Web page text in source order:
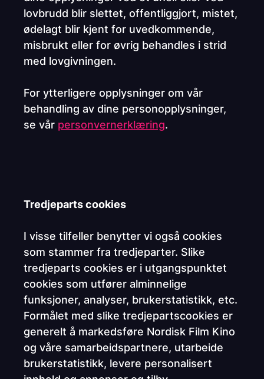
lovbrudd blir slettet, offentliggjort, mistet,
ødelagt blir kjent for uvedkommende,
misbrukt eller for øvrig behandles i strid
med lovgivningen.
For ytterligere opplysninger om vår
behandling av dine personopplysninger,
se vår personvernerklæring.
Tredjeparts cookies
I visse tilfeller benytter vi også cookies
som stammer fra tredjeparter. Slike
tredjeparts cookies er i utgangspunktet
cookies som utfører alminnelige
funksjoner, analyser, brukerstatistikk, etc.
Formålet med slike tredjepartscookies er
generelt å markedsføre Nordisk Film Kino
og våre samarbeidspartnere, utarbeide
brukerstatistikk, levere personalisert